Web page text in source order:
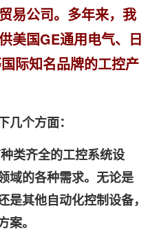
易公司。多年来，我
美国GE通用电气、日
际知名品牌的工控产
个方面：
类齐全的工控系统设
域的各种需求。无论是
其他自动化控制设备，
。